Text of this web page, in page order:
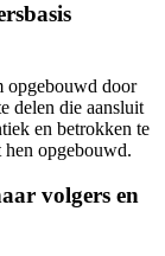
opgebouwd door
delen die aansluit
en betrokken te
hen opgebouwd.
volgers en